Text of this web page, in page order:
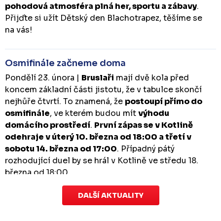
pohodová atmosféra plná her, sportu a zábavy.
Přijďte si užít Dětský den Blachotrapez, těšíme se
na vás!
Osmifinále začneme doma
Pondělí 23. února | Bruslaři mají dvě kola před
koncem základní části jistotu, že v tabulce skončí
nejhůře čtvrtí. To znamená, že postoupí přímo do
osmifinále, ve kterém budou mítvýhodu
domácího prostředí. První zápas se v Kotlině
odehraje v úterý 10. března od 18:00 a třetí v
sobotu 14. března od 17:00. Případný pátý
rozhodující duel by se hrál v Kotlině ve středu 18.
března od 18:00.
Zápas dorostu je odložen
DALŠÍ AKTUALITY